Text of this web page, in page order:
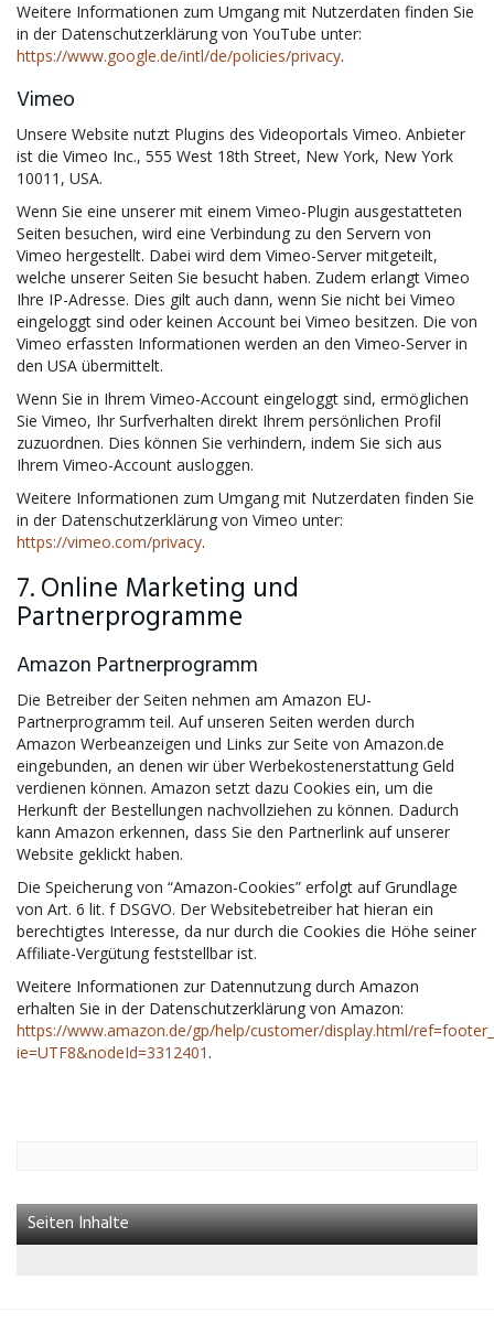
Weitere Informationen zum Umgang mit Nutzerdaten finden Sie
in der Datenschutzerklärung von YouTube unter:
https://www.google.de/intl/de/policies/privacy.
Vimeo
Unsere Website nutzt Plugins des Videoportals Vimeo. Anbieter
ist die Vimeo Inc., 555 West 18th Street, New York, New York
10011, USA.
Wenn Sie eine unserer mit einem Vimeo-Plugin ausgestatteten
Seiten besuchen, wird eine Verbindung zu den Servern von
Vimeo hergestellt. Dabei wird dem Vimeo-Server mitgeteilt,
welche unserer Seiten Sie besucht haben. Zudem erlangt Vimeo
Ihre IP-Adresse. Dies gilt auch dann, wenn Sie nicht bei Vimeo
eingeloggt sind oder keinen Account bei Vimeo besitzen. Die von
Vimeo erfassten Informationen werden an den Vimeo-Server in
den USA übermittelt.
Wenn Sie in Ihrem Vimeo-Account eingeloggt sind, ermöglichen
Sie Vimeo, Ihr Surfverhalten direkt Ihrem persönlichen Profil
zuzuordnen. Dies können Sie verhindern, indem Sie sich aus
Ihrem Vimeo-Account ausloggen.
Weitere Informationen zum Umgang mit Nutzerdaten finden Sie
in der Datenschutzerklärung von Vimeo unter:
https://vimeo.com/privacy.
7. Online Marketing und
Partnerprogramme
Amazon Partnerprogramm
Die Betreiber der Seiten nehmen am Amazon EU-
Partnerprogramm teil. Auf unseren Seiten werden durch
Amazon Werbeanzeigen und Links zur Seite von Amazon.de
eingebunden, an denen wir über Werbekostenerstattung Geld
verdienen können. Amazon setzt dazu Cookies ein, um die
Herkunft der Bestellungen nachvollziehen zu können. Dadurch
kann Amazon erkennen, dass Sie den Partnerlink auf unserer
Website geklickt haben.
Die Speicherung von “Amazon-Cookies” erfolgt auf Grundlage
von Art. 6 lit. f DSGVO. Der Websitebetreiber hat hieran ein
berechtigtes Interesse, da nur durch die Cookies die Höhe seiner
Affiliate-Vergütung feststellbar ist.
Weitere Informationen zur Datennutzung durch Amazon
erhalten Sie in der Datenschutzerklärung von Amazon:
https://www.amazon.de/gp/help/customer/display.html/
ie=UTF8&nodeId=3312401 .
Seiten Inhalte